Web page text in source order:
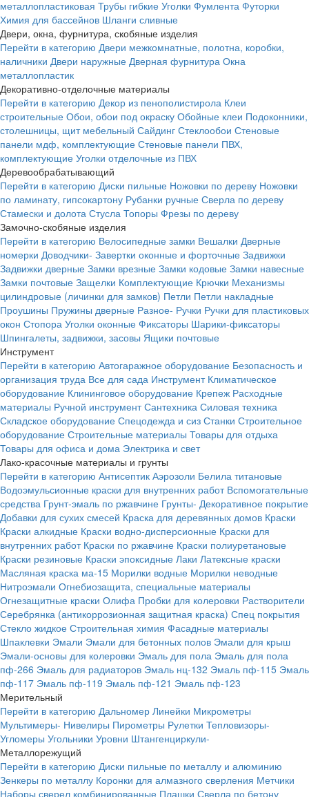
металлопластиковая Трубы гибкие Уголки Фумлента Футорки
Химия для бассейнов Шланги сливные
Двери, окна, фурнитура, скобяные изделия
Перейти в категорию Двери межкомнатные, полотна, коробки,
наличники Двери наружные Дверная фурнитура Окна
металлопластик
Декоративно-отделочные материалы
Перейти в категорию Декор из пенополистирола Клеи
строительные Обои, обои под окраску Обойные клеи Подоконники,
столешницы, щит мебельный Сайдинг Стеклообои Стеновые
панели мдф, комплектующие Стеновые панели ПВХ,
комплектующие Уголки отделочные из ПВХ
Деревообрабатывающий
Перейти в категорию Диски пильные Ножовки по дереву Ножовки
по ламинату, гипсокартону Рубанки ручные Сверла по дереву
Стамески и долота Стусла Топоры Фрезы по дереву
Замочно-скобяные изделия
Перейти в категорию Велосипедные замки Вешалки Дверные
номерки Доводчики- Завертки оконные и форточные Задвижки
Задвижки дверные Замки врезные Замки кодовые Замки навесные
Замки почтовые Защелки Комплектующие Крючки Механизмы
цилиндровые (личинки для замков) Петли Петли накладные
Проушины Пружины дверные Разное- Ручки Ручки для пластиковых
окон Стопора Уголки оконные Фиксаторы Шарики-фиксаторы
Шпингалеты, задвижки, засовы Ящики почтовые
Инструмент
Перейти в категорию Автогаражное оборудование Безопасность и
организация труда Все для сада Инструмент Климатическое
оборудование Клининговое оборудование Крепеж Расходные
материалы Ручной инструмент Сантехника Силовая техника
Складское оборудование Спецодежда и сиз Станки Строительное
оборудование Строительные материалы Товары для отдыха
Товары для офиса и дома Электрика и свет
Лако-красочные материалы и грунты
Перейти в категорию Антисептик Аэрозоли Белила титановые
Водоэмульсионные краски для внутренних работ Вспомогательные
средства Грунт-эмаль по ржавчине Грунты- Декоративное покрытие
Добавки для сухих смесей Краска для деревянных домов Краски
Краски алкидные Краски водно-дисперсионные Краски для
внутренних работ Краски по ржавчине Краски полиуретановые
Краски резиновые Краски эпоксидные Лаки Латексные краски
Масляная краска ма-15 Морилки водные Морилки неводные
Нитроэмали Огнебиозащита, специальные материалы
Огнезащитные краски Олифа Пробки для колеровки Растворители
Серебрянка (антикоррозионная защитная краска) Спец покрытия
Стекло жидкое Строительная химия Фасадные материалы
Шпаклевки Эмали Эмали для бетонных полов Эмали для крыш
Эмали-основы для колеровки Эмаль для пола Эмаль для пола
пф-266 Эмаль для радиаторов Эмаль нц-132 Эмаль пф-115 Эмаль
пф-117 Эмаль пф-119 Эмаль пф-121 Эмаль пф-123
Мерительный
Перейти в категорию Дальномер Линейки Микрометры
Мультимеры- Нивелиры Пирометры Рулетки Тепловизоры-
Угломеры Угольники Уровни Штангенциркули-
Металлорежущий
Перейти в категорию Диски пильные по металлу и алюминию
Зенкеры по металлу Коронки для алмазного сверления Метчики
Наборы сверел комбинированные Плашки Сверла по бетону